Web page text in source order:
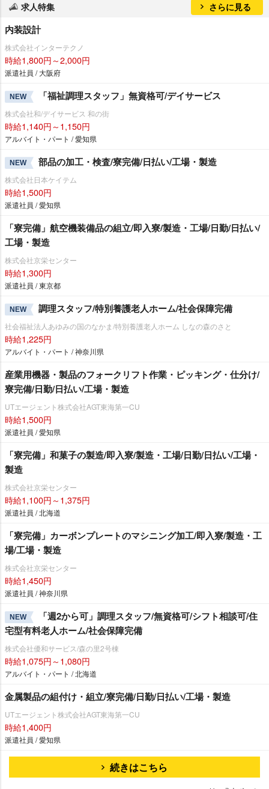
求人特集 さらに見る
内装設計
株式会社インターテクノ
時給1,800円～2,000円
派遣社員 / 大阪府
NEW 「福祉調理スタッフ」無資格可/デイサービス
株式会社和/デイサービス 和の街
時給1,140円～1,150円
アルバイト・パート / 愛知県
NEW 部品の加工・検査/寮完備/日払い/工場・製造
株式会社日本ケイテム
時給1,500円
派遣社員 / 愛知県
「寮完備」航空機装備品の組立/即入寮/製造・工場/日勤/日払い/
工場・製造
株式会社京栄センター
時給1,300円
派遣社員 / 東京都
NEW 調理スタッフ/特別養護老人ホーム/社会保障完備
社会福祉法人あゆみの国のなかま/特別養護老人ホーム しなの森のさと
時給1,225円
アルバイト・パート / 神奈川県
産業用機器・製品のフォークリフト作業・ピッキング・仕分け/
寮完備/日勤/日払い/工場・製造
UTエージェント株式会社AGT東海第一CU
時給1,500円
派遣社員 / 愛知県
「寮完備」和菓子の製造/即入寮/製造・工場/日勤/日払い/工場・
製造
株式会社京栄センター
時給1,100円～1,375円
派遣社員 / 北海道
「寮完備」カーボンプレートのマシニング加工/即入寮/製造・工
場/工場・製造
株式会社京栄センター
時給1,450円
派遣社員 / 神奈川県
NEW
「週2から可」調理スタッフ/無資格可/シフト相談可/住
宅型有料老人ホーム/社会保障完備
株式会社優和サービス/森の里2号棟
時給1,075円～1,080円
アルバイト・パート / 北海道
金属製品の組付け・組立/寮完備/日勤/日払い/工場・製造
UTエージェント株式会社AGT東海第一CU
時給1,400円
派遣社員 / 愛知県
続きはこちら